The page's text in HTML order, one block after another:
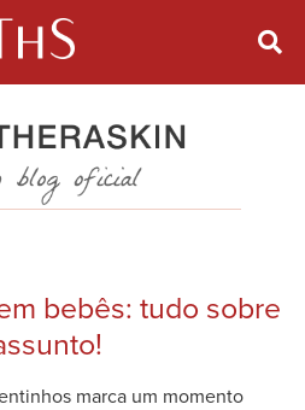
bebês: tudo sobre
marca um momento